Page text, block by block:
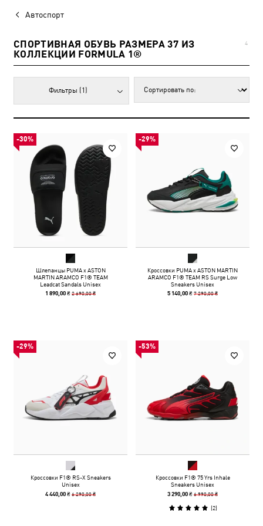
Автоспорт
СПОРТИВНАЯ ОБУВЬ РАЗМЕРА 37 ИЗ
КОЛЛЕКЦИИ FORMULA 1®
4
Фильтры (1)
-30%
Шлепанцы PUMA x ASTON
MARTIN ARAMCO F1® TEAM
Leadcat Sandals Unisex
1 890,00 ₴2 690,00 ₴
-29%
Кроссовки PUMA x ASTON MARTIN
ARAMCO F1® TEAM RS Surge Low
Sneakers Unisex
5 140,00 ₴7 290,00 ₴
-29%
Кроссовки F1® RS-X Sneakers
Unisex
4 440,00 ₴6 290,00 ₴
-53%
Кроссовки F1® 75 Yrs Inhale
Sneakers Unisex
3 290,00 ₴6 990,00 ₴
(2)